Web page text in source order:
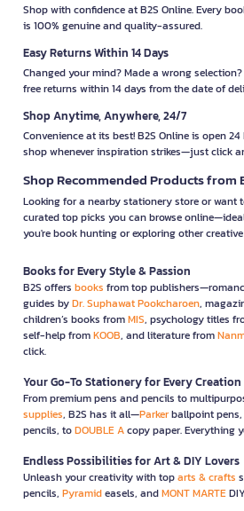
Shop with confidence at B2S Online. Every
is 100% genuine and quality-assured.
Easy Returns Within 14 Days
Changed your mind? Made a wrong
free returns within 14 days from the date of
Shop Anytime, Anywhere, 24/7
Convenience at its best! B2S Online is open
shop whenever inspiration strikes—just click
Shop Recommended Products from
Looking for a nearby stationery store or want
curated top picks you can browse
you're book hunting or exploring other
Books for Every Style & Passion
B2S offers books from top
guides byDr. Suphawat Pookcharoen,
children’s books fromMIS, psychology titles
self-help fromKOOB, and literature from
click.
Your Go-To Stationery for Every Creation
From premium pens and pencils to
supplies, B2S has it all—Parkerballpoint pens,
pencils, toDOUBLE Acopy paper. Everything
Endless Possibilities for Art & DIY Lovers
Unleash your creativity with toparts & crafts
pencils, Pyramideasels, andMONT MARTE